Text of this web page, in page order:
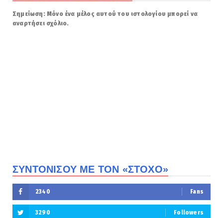
Σημείωση: Μόνο ένα μέλος αυτού του ιστολογίου μπορεί να
αναρτήσει σχόλιο.
ΣΥΝΤΟΝΙΣΟΥ ΜΕ ΤΟΝ «ΣΤΟΧΟ»
2340 Fans
3290 Followers